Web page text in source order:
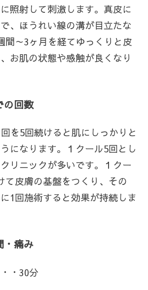
照射して刺激します。真皮に
、ほうれい線の溝が目立たな
間～3ヶ月を経てゆっくりと皮
お肌の状態や感触が良くなり
の回数
を5回続けると肌にしっかりと
になります。１クール5回とし
リニックが多いです。１ クー
て皮膚の基盤をつくり、その
1回施術すると効果が持続しま
・痛み
・30分